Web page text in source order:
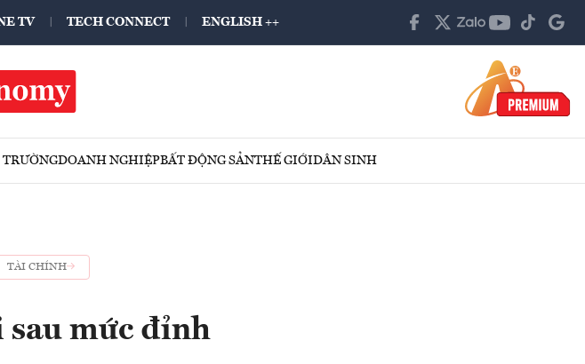
TV TECH CONNECT ENGLISH ++
DOANH NGHIỆPBẤT ĐỘNG SẢNTHẾ GIỚIDÂN SINH
TÀI CHÍNH
sau mức đỉnh